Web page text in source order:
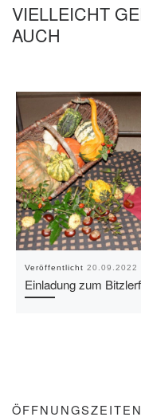
VIELLEICHT
AUCH
Veröffentlicht 20.09.2022
Einladung zum
ÖFFNUNGSZEITEN